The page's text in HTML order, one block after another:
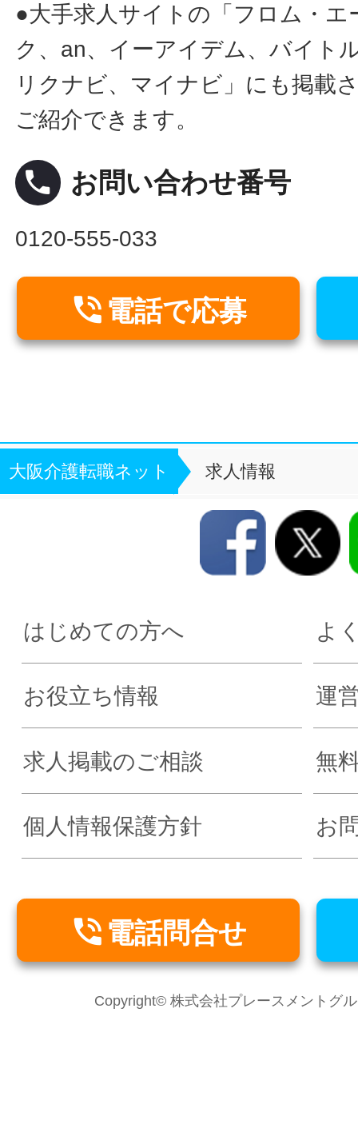
●大手求人サイトの「フロム・
ク、an、イーアイデム、バイト
リクナビ、マイナビ」にも掲載
ご紹介できます。
local_phone お問い合わせ番号
0120-555-033
 電話で応募
大阪介護転職ネット 求人情報
はじめての方へ よ
お役立ち情報 運
求人掲載のご相談 無
個人情報保護方針 お
 電話問合せ
Copyright© 株式会社プレースメントグ